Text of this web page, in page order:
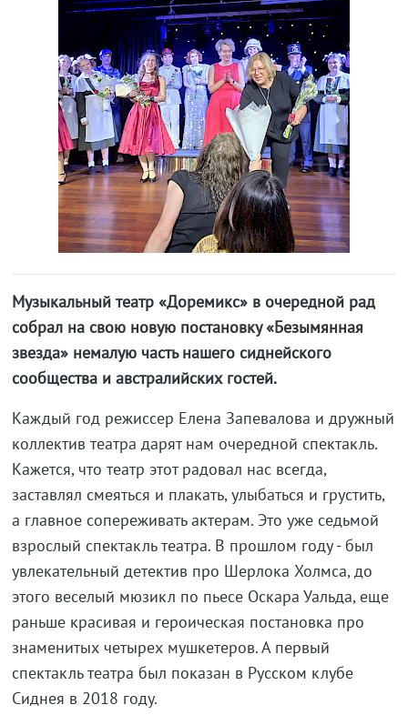
Музыкальный театр «Доремикс» в очередной рад
собрал на свою новую постановку «Безымянная
звезда» немалую часть нашего сиднейского
сообщества и австралийских гостей.
Каждый год режиссер Елена Запевалова и дружный
коллектив театра дарят нам очередной спектакль.
Кажется, что театр этот радовал нас всегда,
заставлял смеяться и плакать, улыбаться и грустить,
а главное сопереживать актерам. Это уже седьмой
взрослый спектакль театра. В прошлом году - был
увлекательный детектив про Шерлока Холмса, до
этого веселый мюзикл по пьесе Оскара Уальда, еще
раньше красивая и героическая постановка про
знаменитых четырех мушкетеров. А первый
спектакль театра был показан в Русском клубе
Сиднея в 2018 году.